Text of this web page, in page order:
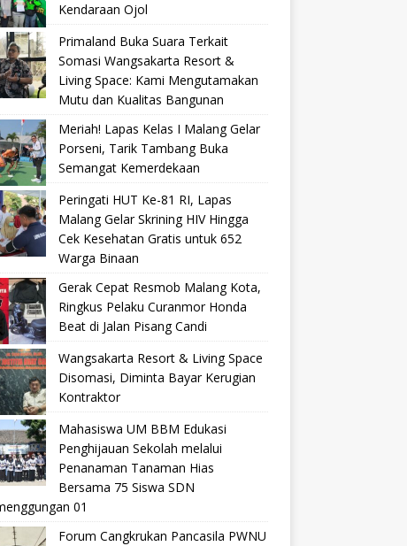
Kendaraan Ojol
Primaland Buka Suara Terkait
Somasi Wangsakarta Resort &
Living Space: Kami Mengutamakan
Mutu dan Kualitas Bangunan
Meriah! Lapas Kelas I Malang Gelar
Porseni, Tarik Tambang Buka
Semangat Kemerdekaan
Peringati HUT Ke-81 RI, Lapas
Malang Gelar Skrining HIV Hingga
Cek Kesehatan Gratis untuk 652
Warga Binaan
Gerak Cepat Resmob Malang Kota,
Ringkus Pelaku Curanmor Honda
Beat di Jalan Pisang Candi
Wangsakarta Resort & Living Space
Disomasi, Diminta Bayar Kerugian
Kontraktor
Mahasiswa UM BBM Edukasi
Penghijauan Sekolah melalui
Penanaman Tanaman Hias
Bersama 75 Siswa SDN
01
Forum Cangkrukan Pancasila PWNU